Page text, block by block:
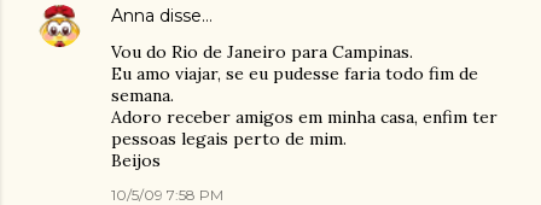
Anna disse…
Vou do Rio de Janeiro para Campinas.
Eu amo viajar, se eu pudesse faria todo fim de
semana.
Adoro receber amigos em minha casa, enfim ter
pessoas legais perto de mim.
Beijos
10/5/09 7:58 PM